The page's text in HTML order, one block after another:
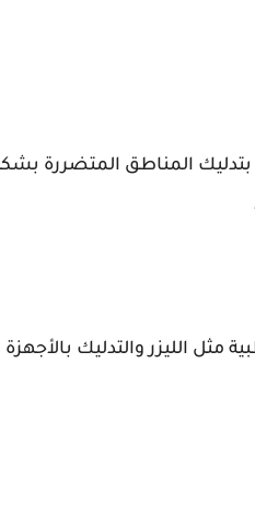
بتدليك المناطق المتضررة
مثل الليزر والتدليك